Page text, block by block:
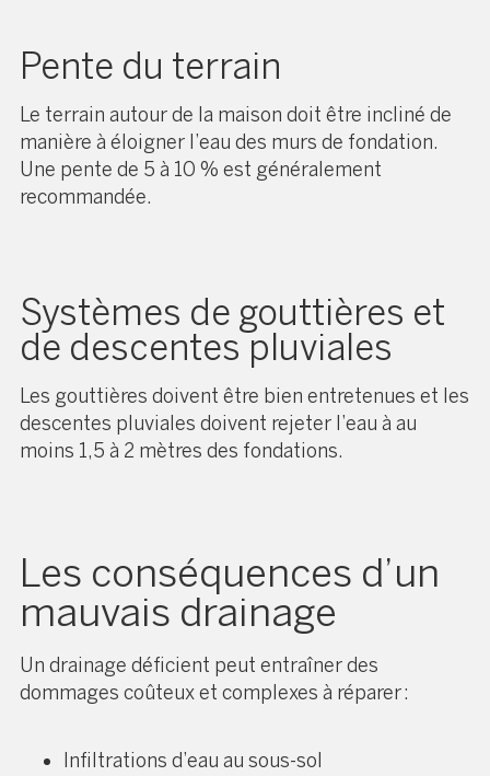
Pente du terrain
Le terrain autour de la maison doit être incliné de
manière à éloigner l’eau des murs de fondation.
Une pente de 5 à 10 % est généralement
recommandée.
Systèmes de gouttières et
de descentes pluviales
Les gouttières doivent être bien entretenues et les
descentes pluviales doivent rejeter l’eau à au
moins 1,5 à 2 mètres des fondations.
Les conséquences d’un
mauvais drainage
Un drainage déficient peut entraîner des
dommages coûteux et complexes à réparer :
Infiltrations d’eau au sous-sol